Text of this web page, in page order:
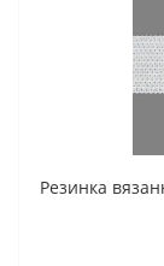
Резинка